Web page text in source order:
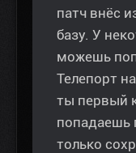
патч внёс
базу. У
можешь
Телепорт
ты первый
попадаешь
только